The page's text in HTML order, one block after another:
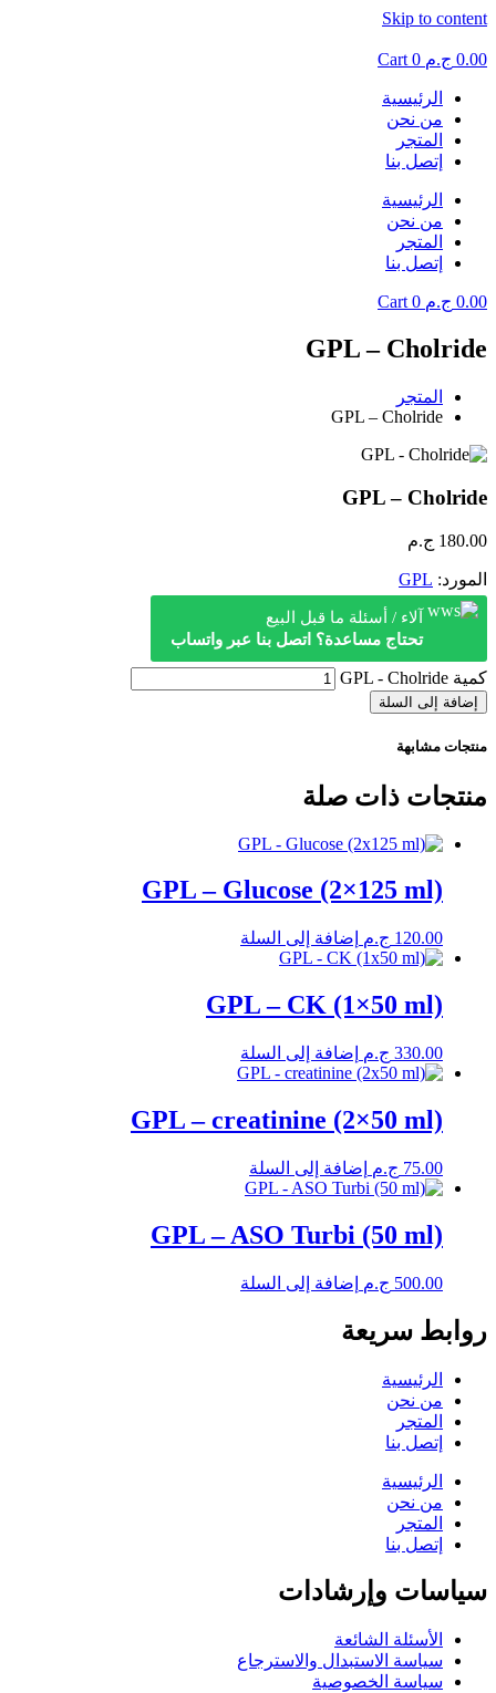
Skip to content
0.00 ج.م 0
Cart
الرئيسية
من نحن
المتجر
إتصل بنا
الرئيسية
من نحن
المتجر
إتصل بنا
0.00 ج.م 0
Cart
GPL – Cholride
المتجر
GPL – Cholride
GPL – Cholride
180.00 ج.م
المورد: GPL
آلاء / أسئلة ما قبل البيع
تحتاج مساعدة؟ اتصل بنا عبر واتساب
كمية GPL - Cholride
إضافة إلى السلة
منتجات مشابهة
منتجات ذات صلة
GPL – Glucose (2×125 ml)
120.00 ج.م إضافة إلى السلة
GPL – CK (1×50 ml)
330.00 ج.م إضافة إلى السلة
GPL – creatinine (2×50 ml)
75.00 ج.م إضافة إلى السلة
GPL – ASO Turbi (50 ml)
500.00 ج.م إضافة إلى السلة
روابط سريعة
الرئيسية
من نحن
المتجر
إتصل بنا
الرئيسية
من نحن
المتجر
إتصل بنا
سياسات وإرشادات
الأسئلة الشائعة
سياسة الاستبدال والاسترجاع
سياسة الخصوصية